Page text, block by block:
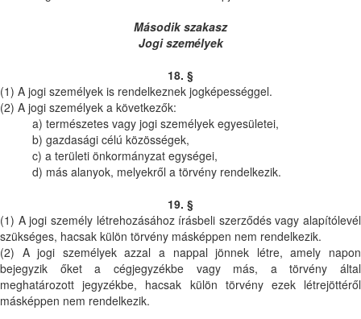
Második szakasz
Jogi személyek
18. §
(1) A jogi személyek is rendelkeznek jogképességgel.
(2) A jogi személyek a következők:
a) természetes vagy jogi személyek egyesületei,
b) gazdasági célú közösségek,
c) a területi önkormányzat egységei,
d) más alanyok, melyekről a törvény rendelkezik.
19. §
(1) A jogi személy létrehozásához írásbeli szerződés vagy alapítólevél
szükséges, hacsak külön törvény másképpen nem rendelkezik.
(2) A jogi személyek azzal a nappal jönnek létre, amely napon
bejegyzik őket a cégjegyzékbe vagy más, a törvény által
meghatározott jegyzékbe, hacsak külön törvény ezek létrejöttéről
másképpen nem rendelkezik.